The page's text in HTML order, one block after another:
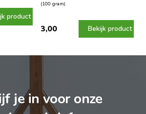
product
(100 gram)
3,00 Bekijk product
je in voor onze